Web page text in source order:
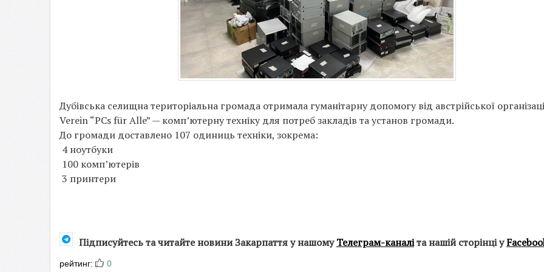
Дубівська селищна територіальна громада отримала гуманітарну допомогу від австрійської
Verein “PCs für Alle” — комп’ютерну техніку для потреб закладів та установ громади.
До громади доставлено 107 одиниць техніки, зокрема:
4 ноутбуки
100 комп’ютерів
3 принтери
Підписуйтесь та читайте новини Закарпаття у нашомуТелеграм-каналіта нашій сторінці у
рейтинг: 0